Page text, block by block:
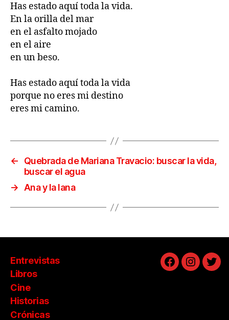
Has estado aquí toda la vida.
En la orilla del mar
en el asfalto mojado
en el aire
en un beso.
Has estado aquí toda la vida
porque no eres mi destino
eres mi camino.
←
Quebrada de Mariana Travacio: buscar la vida,
buscar el agua
→ Ana y la lana
Entrevistas
Libros
Cine
Historias
Crónicas
Facebook